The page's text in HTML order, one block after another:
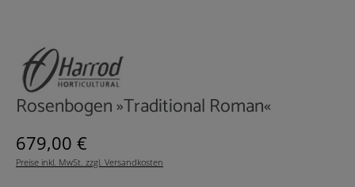
Rosenbogen »Traditional Roman«
Regulärer Preis:
679,00 €
Preise inkl. MwSt. zzgl. Versandkosten